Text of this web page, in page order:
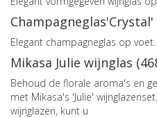
Champagneglas'Crystal'
Elegant champagneglas op voet.
Mikasa Julie wijnglas
Behoud de florale aroma's en
met Mikasa's 'Julie'
wijnglazen, kunt u